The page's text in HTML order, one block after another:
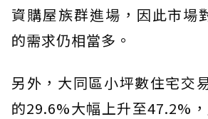
資購屋族群進場，因此市場
的需求仍相當多。
另外，大同區小坪數住宅交
的29.6%大幅上升至47.2%